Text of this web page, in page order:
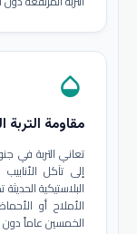
opacity
مقاومة التربة
تعاني التربة في
إلى تآكل
البلاستيكية
الأملاح أو
الخمسين عاماً دون